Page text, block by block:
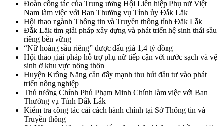
Đoàn công tác của Trung ương Hội Liên hiệp Phụ nữ Việt
Nam làm việc với Ban Thường vụ Tỉnh ủy Đắk Lắk
Hội thao ngành Thông tin và Truyền thông tỉnh Đắk Lắk
Đắk Lắk tìm giải pháp xây dựng và phát triển hệ sinh thái sầu
riêng bền vững
“Nữ hoàng sầu riêng” được đấu giá 1,4 tỷ đồng
Hội thảo giải pháp hỗ trợ phụ nữ tiếp cận với nước sạch và vệ
sinh ở khu vực nông thôn
Huyện Krông Năng cần đẩy mạnh thu hút đầu tư vào phát
triển nông nghiệp
Thủ tướng Chính Phủ Phạm Minh Chính làm việc với Ban
Thường vụ Tỉnh Đắk Lắk
Kiểm tra công tác cải cách hành chính tại Sở Thông tin và
Truyền thông